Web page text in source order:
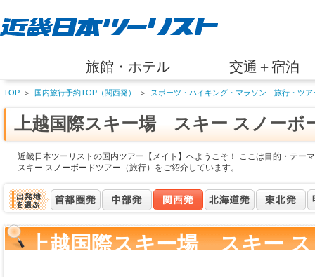
旅館・ホテル 交通＋宿泊
TOP ＞ 国内旅行予約TOP（関西発） ＞ スポーツ・ハイキング・マラソン 旅行・ツア
上越国際スキー場 スキー スノーボ
近畿日本ツーリストの国内ツアー【メイト】へようこそ！ ここは目的・テ
スキー スノーボードツアー（旅行）をご紹介しています。
上越国際スキー場 スキー ス